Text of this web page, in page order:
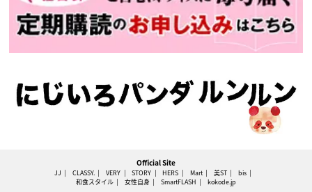
Official Site
JJ CLASSY. VERY STORY HERS Mart 美ST
bis
和食スタイル
女性自身 SmartFLASH kokode.jp